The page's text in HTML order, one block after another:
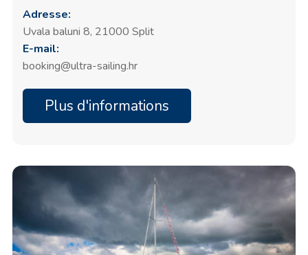
protégée des vents du sud par une longue
digue. Elle offre un total de 364 postes
d'amarrage en mer et 60 postes à sec sur
terre, tous équipés d'accès à l'eau et à
Adresse:
Uvala baluni 8, 21000 Split
E-mail:
booking@ultra-sailing.hr
Plus d'informations